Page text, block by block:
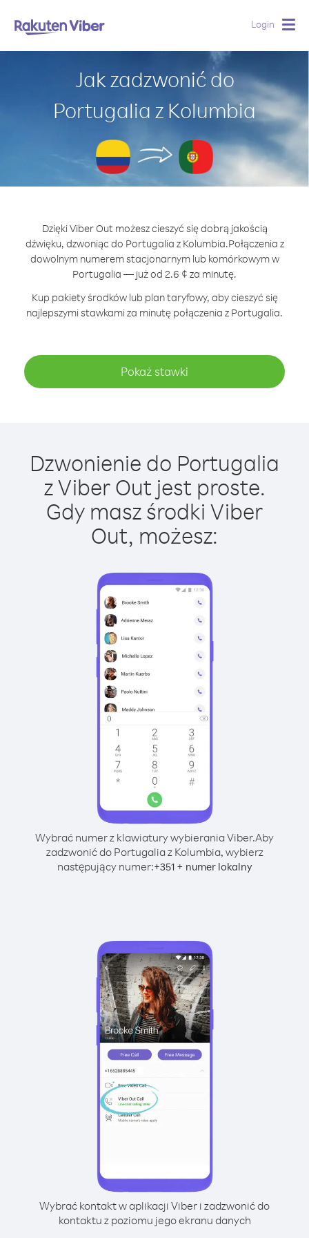
Login
Jak zadzwonić do
Portugalia z Kolumbia
Dzięki Viber Out możesz cieszyć się dobrą jakością
dźwięku, dzwoniąc do Portugalia z Kolumbia.Połączenia z
dowolnym numerem stacjonarnym lub komórkowym w
Portugalia — już od 2.6 ¢ za minutę.
Kup pakiety środków lub plan taryfowy, aby cieszyć się
najlepszymi stawkami za minutę połączenia z Portugalia.
Pokaż stawki
Dzwonienie do Portugalia
z Viber Out jest proste.
Gdy masz środki Viber
Out, możesz:
Wybrać numer z klawiatury wybierania Viber.Aby
zadzwonić do Portugalia z Kolumbia, wybierz
następujący numer:+351+ numer lokalny
Wybrać kontakt w aplikacji Viber i zadzwonić do
kontaktu z poziomu jego ekranu danych